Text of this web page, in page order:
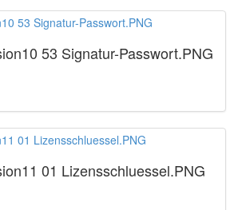
53 Signatur-Passwort.PNG
01 Lizensschluessel.PNG